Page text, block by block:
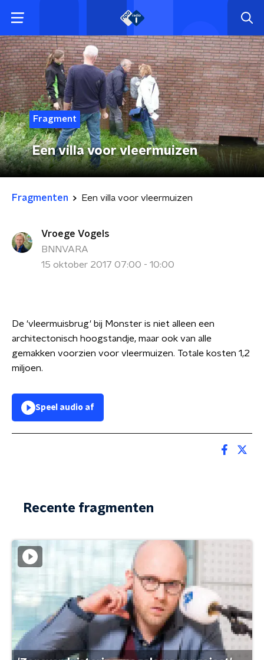
Fragment
Een villa voor vleermuizen
Fragmenten Een villa voor vleermuizen
Vroege Vogels
BNNVARA
15 oktober 2017 07:00 - 10:00
De 'vleermuisbrug' bij Monster is niet alleen een
architectonisch hoogstandje, maar ook van alle
gemakken voorzien voor vleermuizen. Totale kosten 1,2
miljoen.
Speel audio af
Recente fragmenten